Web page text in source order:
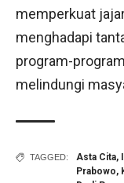
memperkuat
menghadapi
program-
melindungi
TAGGED: Asta Cita,
Prabowo,